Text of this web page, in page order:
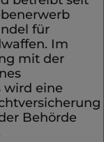
für
Im
mit der
wird eine
Behörde